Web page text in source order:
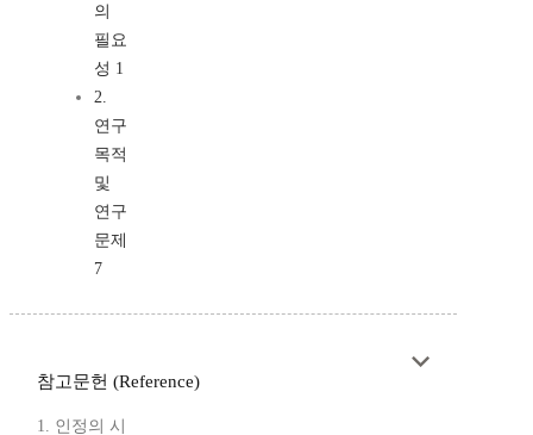
의
필요
성 1
2.
연구
목적
및
연구
문제
7
참고문헌 (Reference)
1. 인정의 시